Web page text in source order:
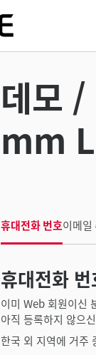
데모
mm
휴대전화 번호이메일
휴대전화
이미 Web 회원이신
아직 등록하지 않으
한국 외 지역에 거주